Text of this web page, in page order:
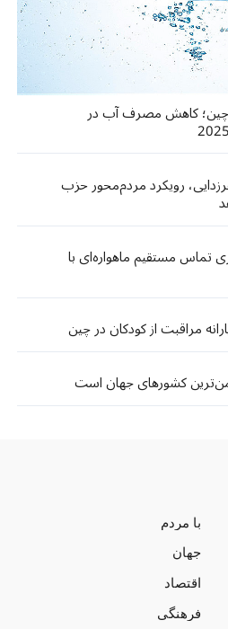
چین؛ کاهش مصرف آب در
رویکرد مردم‌محور حزب
تماس مستقیم ماهواره‌ای با
کشورهای جهان است
با مردم
جهان
اقتصاد
فرهنگی